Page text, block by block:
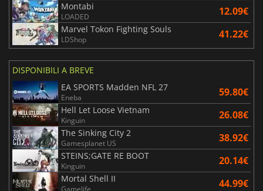
Montabi
LOADED 12.09€
Marvel Tokon Fighting Souls
LDShop 41.22€
DISPONIBILI A BREVE
EA SPORTS Madden NFL 27
Eneba 59.80€
Hell Let Loose Vietnam
Kinguin 26.08€
The Sinking City 2
Gamesplanet US 38.92€
STEINS;GATE RE BOOT
Kinguin 20.14€
Mortal Shell II 44.99€